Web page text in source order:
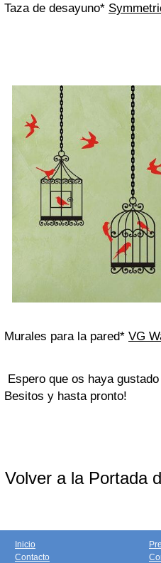
Taza de desayuno*
Murales para la pared* VG
Espero que os haya
Besitos y hasta pronto!
Volver a la Portada
Inicio
Contacto